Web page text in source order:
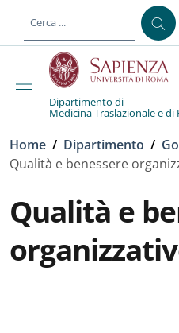
al contenuto principale
Dipartimento di
Medicina Traslazionale e di
Briciole di pane
Home / Dipartimento /
Qualità e benessere
Qualità e